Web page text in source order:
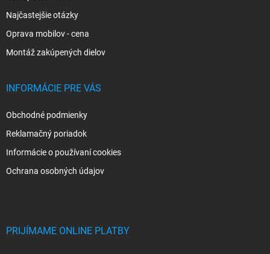
Najčastejšie otázky
Oprava mobilov - cena
Montáž zakúpených dielov
INFORMÁCIE PRE VÁS
Obchodné podmienky
Reklamačný poriadok
Informácie o používaní cookies
Ochrana osobných údajov
PRIJÍMAME ONLINE PLATBY